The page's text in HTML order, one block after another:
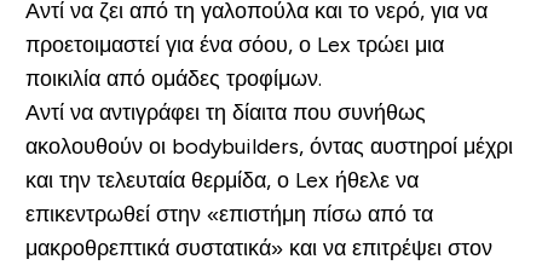
Αντί να ζει από τη γαλοπούλα και το νερό, για να
προετοιμαστεί για ένα σόου, ο Lex τρώει μια
ποικιλία από ομάδες τροφίμων.
Αντί να αντιγράφει τη δίαιτα που συνήθως
ακολουθούν οι bodybuilders, όντας αυστηροί μέχρι
και την τελευταία θερμίδα, ο Lex ήθελε να
επικεντρωθεί στην «επιστήμη πίσω από τα
μακροθρεπτικά συστατικά» και να επιτρέψει στον